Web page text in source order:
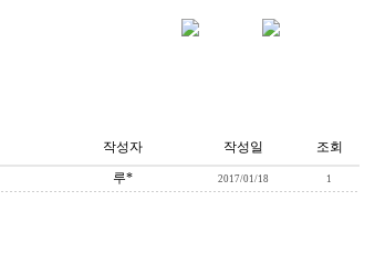
작성자 작성일 조회
루* 2017/01/18 1